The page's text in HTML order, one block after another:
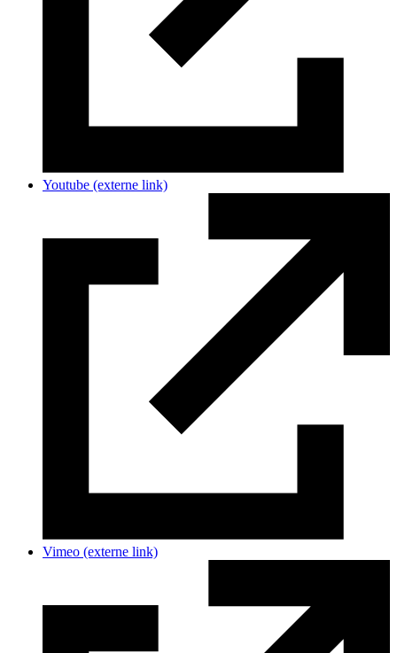
Youtube (externe link)
Vimeo (externe link)